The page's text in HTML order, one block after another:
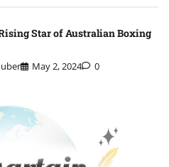
Star of Australian Boxing
May 2, 2024 0